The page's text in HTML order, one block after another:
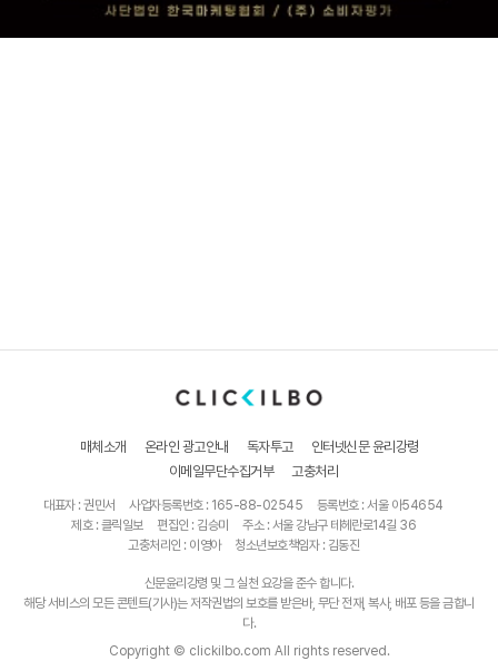
매체소개 온라인 광고안내 독자투고
인터넷신문 윤리강령
이메일무단수집거부
고충처리
대표자 : 권민서 사업자등록번호 : 165-88-02545
등록번호 : 서울 아54654
제호 : 클릭일보
편집인 : 김승미
주소 : 서울 강남구 테헤란로14길 36
고충처리인 : 이영아
청소년보호책임자 : 김동진
신문윤리강령 및 그 실천 요강을 준수 합니다.
해당 서비스의 모든 콘텐트(기사)는 저작권법의 보호를 받은바, 무단 전재, 복사, 배포 등을 금합니
다.
Copyright © clickilbo.com All rights reserved.